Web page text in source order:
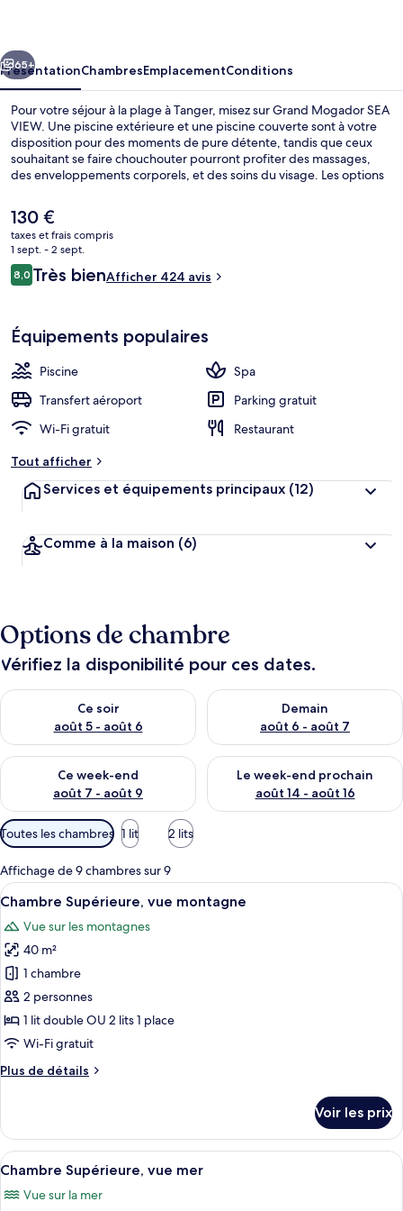
Suivant
65+
PrésentationChambresEmplacementConditions
Pour votre séjour à la plage à Tanger, misez sur Grand Mogador SEA
VIEW. Une piscine extérieure et une piscine couverte sont à votre
disposition pour des moments de pure détente, tandis que ceux
souhaitant se faire chouchouter pourront profiter des massages,
des enveloppements corporels, et des soins du visage. Les options
bord de piscine est un endroit parfait pour prendre un verre. Cet
hôtel de luxe abrite en outre un centre de remise en forme, une
salle de fitness et un sauna.
Le
prix
actuel
est
de
130 €
taxes et frais compris
1 sept. - 2 sept.
Avis
voyageurs
8,08,0 sur 10
Très bienAfficher 424 avis
Équipements populaires
Piscine
Spa
Transfert aéroport
Parking gratuit
Wi-Fi gratuit
Restaurant
Tout afficher
Services et équipements principaux (12)
Comme à la maison (6)
Options de chambre
Vérifiez la disponibilité pour ces dates.
Ce soir
août 5 - août 6
Vérifier la disponibilité pour ce soir août 5 - août 6
Demain
août 6 - août 7
Vérifier la disponibilité pour
Ce week-end
août 7 - août 9
Vérifier la disponibilité pour ce week-end août 7 - août 9
Le week-end prochain
août 14 - août 16
Vérifier la disponibilité pour
Filtres
disponibles
pour
les
chambres
Toutes les chambres 1 lit 2 lits
Affichage de 9 chambres sur 9
Afficher
toutes
les
photos
pour
ce
type
de
chambre :
Chambre
montagne
Une chambre d’hôtel avec un
8
Chambre Supérieure, vue montagne
Vue sur les montagnes
40 m²
1 chambre
2 personnes
1 lit double OU 2 lits 1 place
Wi-Fi gratuit
Plus de détails
Plus
le
type
de
Chambre
Voir les prix
Afficher
toutes
les
Une chambre d’hôtel avec un
9
Chambre Supérieure, vue mer
Vue sur la mer